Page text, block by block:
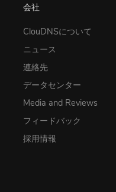
会社
ClouDNSについて
ニュース
連絡先
データセンター
Media and Reviews
フィードバック
採用情報